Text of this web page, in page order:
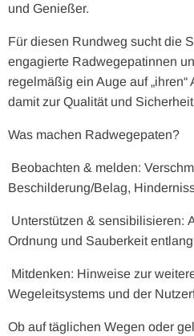
und Genießer.
Für diesen Rundweg sucht die
engagierte Radwegepatinnen
regelmäßig ein Auge auf
damit zur Qualität und
Was machen Radwegepaten?
 Beobachten & melden:
Beschilderung/Belag,
 Unterstützen & sensibilisieren:
Ordnung und Sauberkeit
 Mitdenken: Hinweise zur
Wegeleitsystems und der
Ob auf täglichen Wegen oder